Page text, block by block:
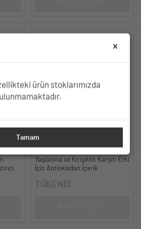
Nokta
-
HC Resveratrol %3, Ferulic Acid
%0.5 Serum, Yaşlanma ve
Kırışıklık Karşıtı - 30 ml.
Yaşlanma ve Kırışıklık Karşıtı Etki
İçin Antioksidan İçerik
ürün stoklarımızda
Tamam